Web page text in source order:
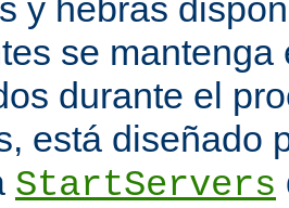
y hebras
se
durante el
está diseñado
StartServers